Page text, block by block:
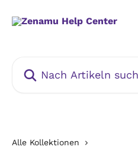
Alle Kollektionen